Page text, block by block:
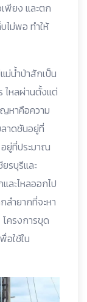
พียง และตก
ไม่พอ ทำให้
น้ำป่าสักเป็น
ไหลผ่านตั้งแต่
หาคือความ
าดชันอยู่ที่
ยู่ที่ประมาณ
รบุรีและ
ละไหลออกไป
ำยากที่จะหา
ครงการขุด
อใช้ใน